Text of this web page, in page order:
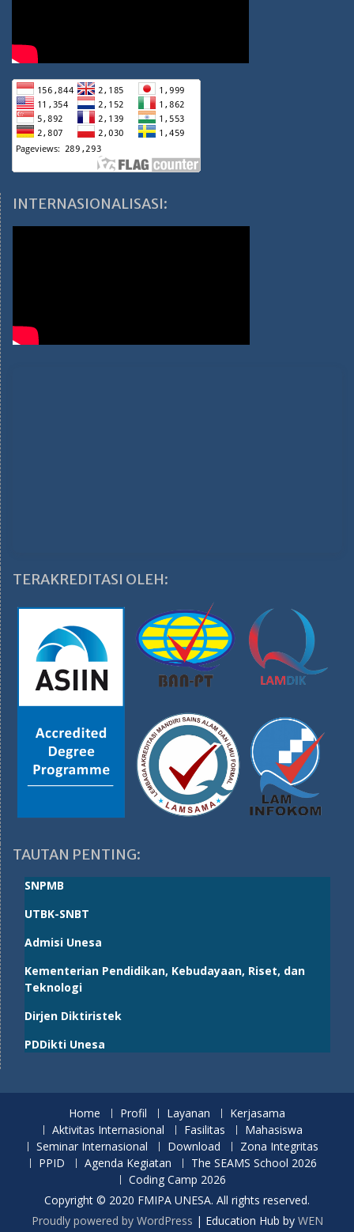
INTERNASIONALISASI:
TERAKREDITASI OLEH:
TAUTAN PENTING:
SNPMB
UTBK-SNBT
Admisi Unesa
Kementerian Pendidikan, Kebudayaan, Riset, dan
Teknologi
Dirjen Diktiristek
PDDikti Unesa
Home Profil Layanan
Kerjasama
Aktivitas Internasional
Fasilitas
Mahasiswa
Seminar Internasional
Download
Zona Integritas
PPID
Agenda Kegiatan
The SEAMS School 2026
Coding Camp 2026
Copyright © 2020 FMIPA UNESA. All rights reserved.
Proudly powered by WordPress | Education Hub by WEN